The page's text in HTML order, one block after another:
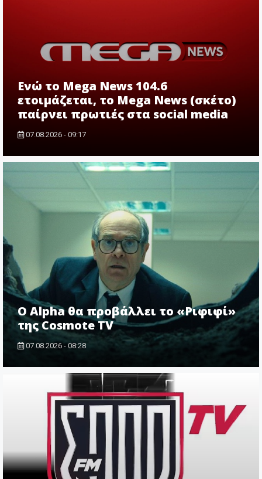
Ενώ το Mega News 104.6
ετοιμάζεται, το Mega News (σκέτο)
παίρνει πρωτιές στα social media
07.08.2026 - 09:17
Ο Alpha θα προβάλλει το «Ριφιφί»
της Cosmote TV
07.08.2026 - 08:28